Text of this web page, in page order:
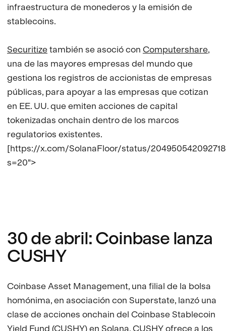
infraestructura de monederos y la emisión de
stablecoins.
Securitizetambién se asoció con Computershare,
una de las mayores empresas del mundo que
gestiona los registros de accionistas de empresas
públicas, para apoyar a las empresas que cotizan
en EE. UU. que emiten acciones de capital
tokenizadas onchain dentro de los marcos
regulatorios existentes.
[https://x.com/SolanaFloor/status/
s=20">
30 de abril: Coinbase lanza
CUSHY
Coinbase Asset Management, una filial de la bolsa
homónima, en asociación con Superstate, lanzó una
clase de acciones onchain del Coinbase Stablecoin
Yield Fund (CUSHY) en Solana. CUSHY ofrece a los